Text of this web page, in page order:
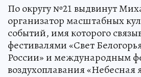
По округу №21 выдвинут
организатор масштабных
событий, имя которого
фестивалями «Свет
России» и международным
воздухоплавания «Небесная